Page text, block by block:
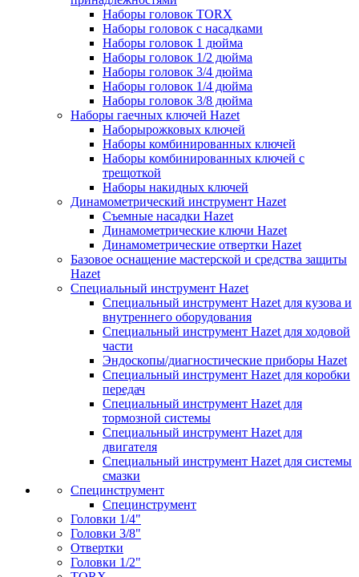
Наборы головок TORX
Наборы головок с насадками
Наборы головок 1 дюйма
Наборы головок 1/2 дюйма
Наборы головок 3/4 дюйма
Наборы головок 1/4 дюйма
Наборы головок 3/8 дюйма
Наборы гаечных ключей Hazet
Наборырожковых ключей
Наборы комбинированных ключей
Наборы комбинированных ключей с
трещоткой
Наборы накидных ключей
Динамометрический инструмент Hazet
Съемные насадки Hazet
Динамометрические ключи Hazet
Динамометрические отвертки Hazet
Базовое оснащение мастерской и средства защиты
Hazet
Специальный инструмент Hazet
Специальный инструмент Hazet для кузова и
внутреннего оборудования
Специальный инструмент Hazet для ходовой
части
Эндоскопы/диагностические приборы Hazet
Специальный инструмент Hazet для коробки
передач
Специальный инструмент Hazet для
тормозной системы
Специальный инструмент Hazet для
двигателя
Специальный инструмент Hazet для системы
смазки
Специнструмент
Специнструмент
Головки 1/4"
Головки 3/8"
Отвертки
Головки 1/2"